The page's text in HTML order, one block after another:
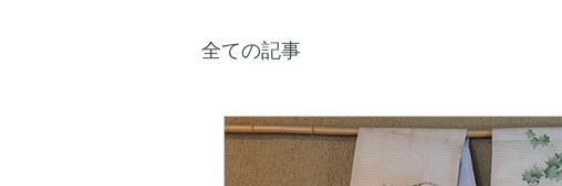
全ての記事